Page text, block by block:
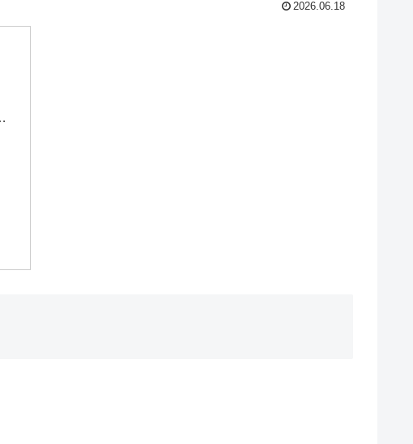
2026.06.18